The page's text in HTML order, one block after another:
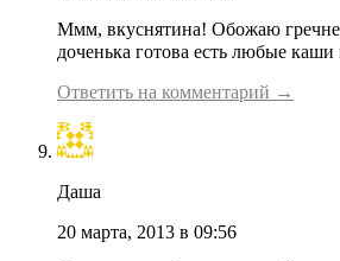
Ммм, вкуснятина! Обожаю
доченька готова есть любые
Ответить на комментарий →
Даша
20 марта, 2013 в 09:56